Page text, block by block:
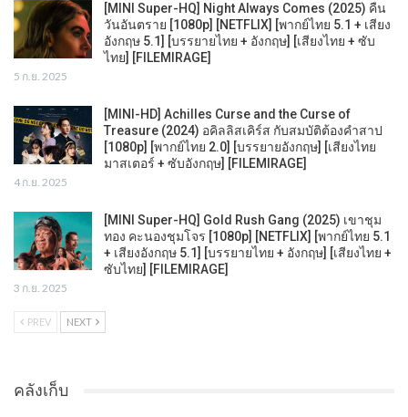
[MINI Super-HQ] Night Always Comes (2025) คืน
วันอันตราย [1080p] [NETFLIX] [พากย์ไทย 5.1 + เสียง
อังกฤษ 5.1] [บรรยายไทย + อังกฤษ] [เสียงไทย + ซับ
ไทย] [FILEMIRAGE]
5 ก.ย. 2025
[MINI-HD] Achilles Curse and the Curse of
Treasure (2024) อคิลลิสเคิร์ส กับสมบัติต้องคำสาป
[1080p] [พากย์ไทย 2.0] [บรรยายอังกฤษ] [เสียงไทย
มาสเตอร์ + ซับอังกฤษ] [FILEMIRAGE]
4 ก.ย. 2025
[MINI Super-HQ] Gold Rush Gang (2025) เขาชุม
ทอง คะนองชุมโจร [1080p] [NETFLIX] [พากย์ไทย 5.1
+ เสียงอังกฤษ 5.1] [บรรยายไทย + อังกฤษ] [เสียงไทย +
ซับไทย] [FILEMIRAGE]
3 ก.ย. 2025
PREV NEXT
คลังเก็บ